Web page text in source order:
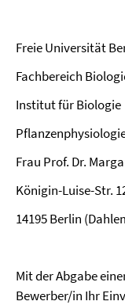
Freie Universität
Fachbereich
Institut für Biologie
Frau Prof. Dr.
Königin-Luise-Str.
14195 Berlin
Mit der Abgabe
Bewerber/in Ihr